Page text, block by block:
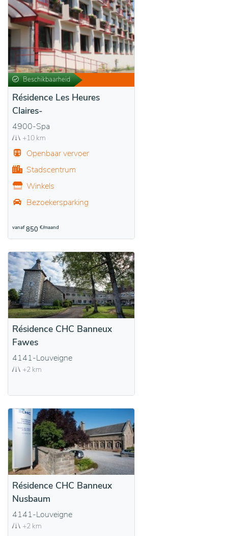
Beschikbaarheid
Résidence Les Heures
Claires-
4900-Spa
+10 km
Openbaar vervoer
Stadscentrum
Winkels
Bezoekersparking
vanaf 850 €/maand
Résidence CHC Banneux
Fawes
4141-Louveigne
+2 km
Résidence CHC Banneux
Nusbaum
4141-Louveigne
+2 km